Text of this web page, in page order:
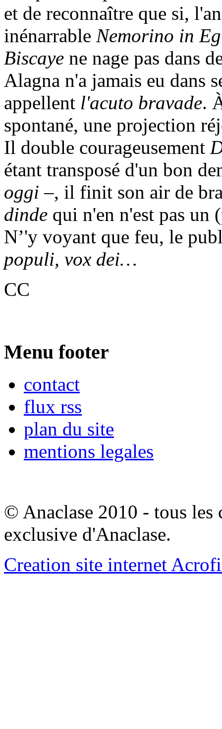
et de reconnaître que si,
inénarrable Nemorino in
Biscaye ne nage pas dans
Alagna n'a jamais eu dans
appellent l'acuto bravade.
spontané, une projection
Il double courageusement
étant transposé d'un bon
oggi –, il finit son air de
dinde qui n'en n'est pas
N’'y voyant que feu, le
populi, vox dei…
CC
Menu footer
contact
flux rss
plan du site
mentions legales
© Anaclase 2010 - tous les
exclusive d'Anaclase.
Creation site internet